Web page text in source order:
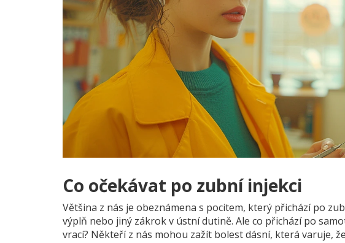
Co očekávat po zubní injekci
Většina z nás je obeznámena s pocitem, který přichází po
výplň nebo jiný zákrok v ústní dutině. Ale co přichází po
vrací? Někteří z nás mohou zažít bolest dásní, která varuje,